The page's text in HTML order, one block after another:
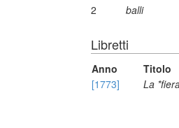
2
balli
Libretti
Anno Titolo
[1773]
La